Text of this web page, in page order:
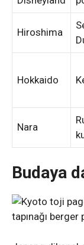
Hiroshima
Hokkaido
Nara
Budaya